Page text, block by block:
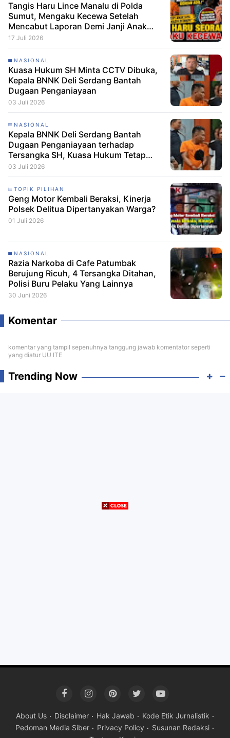
Tangis Haru Lince Manalu di Polda
Sumut, Mengaku Kecewa Setelah
Mencabut Laporan Demi Janji Anak
Dibebaskan
17 Juli 2026
NASIONAL
Kuasa Hukum SH Minta CCTV Dibuka,
Kepala BNNK Deli Serdang Bantah
Dugaan Penganiayaan
03 Juli 2026
NASIONAL
Kepala BNNK Deli Serdang Bantah
Dugaan Penganiayaan terhadap
Tersangka SH, Kuasa Hukum Tetap
Minta CCTV Dibuka
03 Juli 2026
TOPIK PILIHAN
Geng Motor Kembali Beraksi, Kinerja
Polsek Delitua Dipertanyakan Warga?
01 Juli 2026
NASIONAL
Razia Narkoba di Cafe Patumbak
Berujung Ricuh, 4 Tersangka Ditahan,
Polisi Buru Pelaku Yang Lainnya
30 Juni 2026
Komentar
komentar yang tampil sepenuhnya tanggung jawab komentator seperti
yang diatur UU ITE
Trending Now
About Us Disclaimer Hak Jawab
Kode Etik Jurnalistik
Pedoman Media Siber
Privacy Policy
Susunan Redaksi